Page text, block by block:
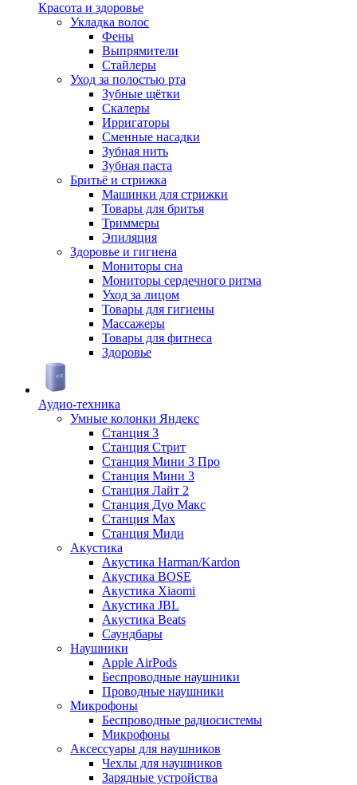
Красота и здоровье
Укладка волос
Фены
Выпрямители
Стайлеры
Уход за полостью рта
Зубные щётки
Скалеры
Ирригаторы
Сменные насадки
Зубная нить
Зубная паста
Бритьё и стрижка
Машинки для стрижки
Товары для бритья
Триммеры
Эпиляция
Здоровье и гигиена
Мониторы сна
Мониторы сердечного ритма
Уход за лицом
Товары для гигиены
Массажеры
Товары для фитнеса
Здоровье
Аудио-техника
Умные колонки Яндекс
Станция 3
Станция Стрит
Станция Мини 3 Про
Станция Мини 3
Станция Лайт 2
Станция Дуо Макс
Станция Max
Станция Миди
Акустика
Акустика Harman/Kardon
Акустика BOSE
Акустика Xiaomi
Акустика JBL
Акустика Beats
Саундбары
Наушники
Apple AirPods
Беспроводные наушники
Проводные наушники
Микрофоны
Беспроводные радиосистемы
Микрофоны
Аксессуары для наушников
Чехлы для наушников
Зарядные устройства